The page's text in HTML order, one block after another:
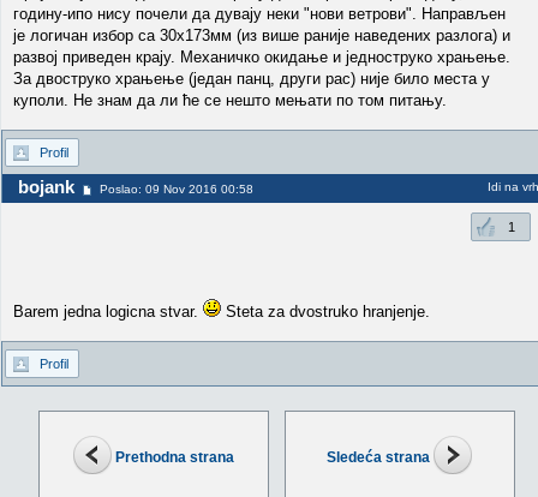
Prethodna strana Sledeća strana
годину-ипо нису почели да дувају неки "нови ветрови". Направљен
је логичан избор са 30х173мм (из више раније наведених разлога) и
развој приведен крају. Механичко окидање и једноструко храњење.
За двоструко храњење (један панц, други рас) није било места у
куполи. Не знам да ли ће се нешто мењати по том питању.
Profil
bojank Poslao: 09 Nov 2016 00:58 Idi na vrh
1
Barem jedna logicna stvar. Steta za dvostruko hranjenje.
Profil